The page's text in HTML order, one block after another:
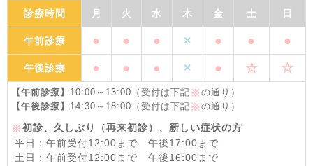
診療時間 月 火 水 木 金 土 日
午前診療 ● ● ● × ● ● ●
午後診療 ● ● ● × ● ☆ ☆
【午前診療】 10:00～13:00（受付は下記 ※の通り）
【午後診療】 14:30～18:00（受付は下記 ※の通り）
※初診、久しぶり（再来初診）、新しい症状の方
平日：午前受付12:00まで 午後17:00まで
土日：午前受付12:00まで 午後16:00まで